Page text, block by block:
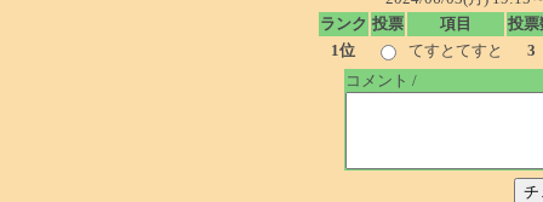
ランク 投票 項目
投票
1位
てすとてすと
3
コメント /